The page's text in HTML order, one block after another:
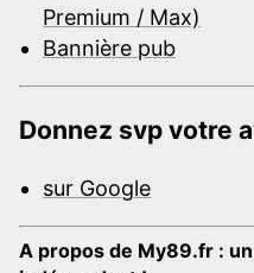
Premium / Max)
Bannière pub
Donnez svp votre
sur Google
A propos de My89.fr :